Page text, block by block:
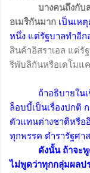
บางคนถึงกับ
อเมริกันมาก เป็นเห
หนึ่ง แต่รัฐบาลทำอีก
สินค้าอิสราเอล แต่รั
รีพับลิกันหรือเดโมแ
ถ้าอธิบายใน
ล็อบบี้เป็นเรื่องปกติ
ตัวแทนต่างชาติหรือ
ทุกพรรค ตำรารัฐศา
ดังนั้น ถ้าจะ
ไม่พูดว่าทุกกลุ่มผลป